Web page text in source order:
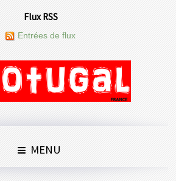
Flux RSS
Entrées de flux
MENU